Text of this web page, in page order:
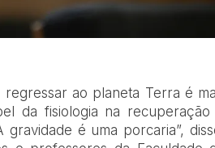
ao planeta Terra é
da fisiologia na recuperação
é uma porcaria”,